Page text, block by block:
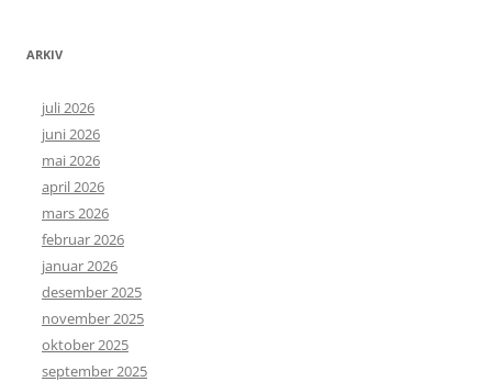
ARKIV
juli 2026
juni 2026
mai 2026
april 2026
mars 2026
februar 2026
januar 2026
desember 2025
november 2025
oktober 2025
september 2025